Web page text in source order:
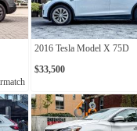
2016 Tesla Model X 75D
$33,500